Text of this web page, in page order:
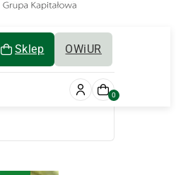
Sklep OWiUR
0